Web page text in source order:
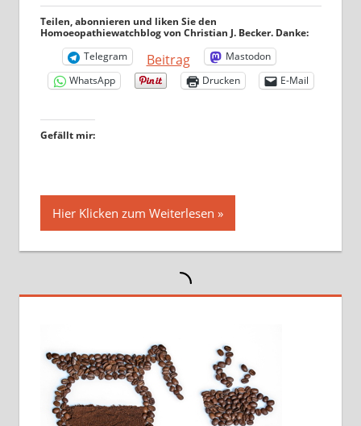
Teilen, abonnieren und liken Sie den
Homoeopathiewatchblog von Christian J. Becker. Danke:
Telegram
Beitrag
Mastodon
WhatsApp
Drucken E-Mail
Gefällt mir:
Hier Klicken zum Weiterlesen